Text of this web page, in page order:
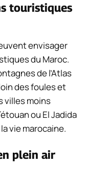
touristiques
envisager
du Maroc.
de l’Atlas
des foules et
villes moins
ou El Jadida
vie marocaine.
plein air